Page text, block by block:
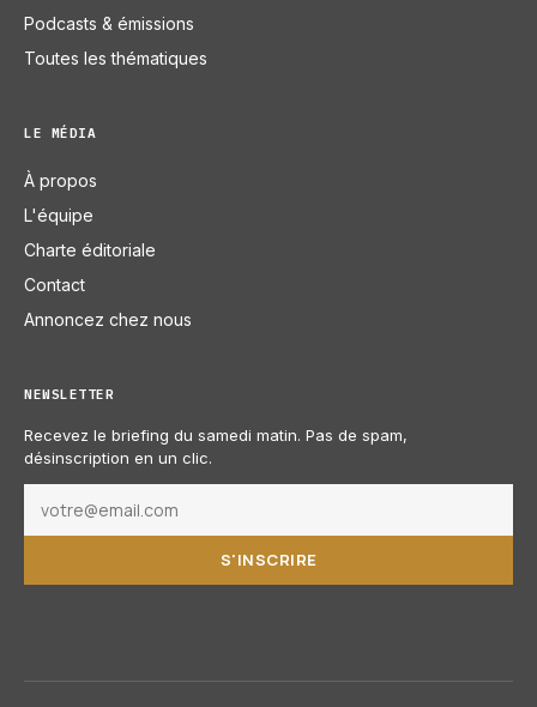
Podcasts & émissions
Toutes les thématiques
LE MÉDIA
À propos
L'équipe
Charte éditoriale
Contact
Annoncez chez nous
NEWSLETTER
Recevez le briefing du samedi matin. Pas de spam,
désinscription en un clic.
S'INSCRIRE